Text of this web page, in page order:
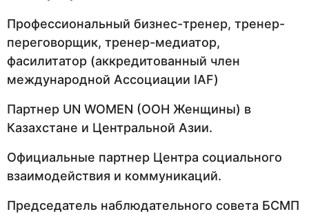
Профессиональный бизнес-тренер, тренер-
переговорщик, тренер-медиатор,
фасилитатор (аккредитованный член
международной Ассоциации IAF)
Партнер UN WOMEN (ООН Женщины) в
Казахстане и Центральной Азии.
Официальные партнер Центра социального
взаимодействия и коммуникаций.
Председатель наблюдательного совета БСМП